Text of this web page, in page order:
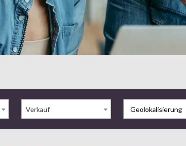
Verkauf Geolokalisierung